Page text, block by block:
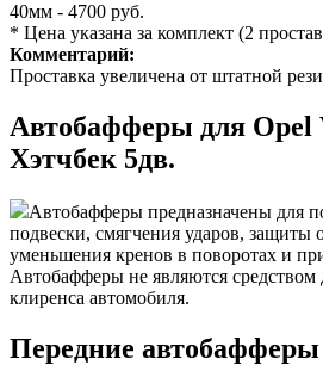
40мм - 4700 руб.
* Цена указана за комплект (2
Комментарий:
Проставка увеличена от штатной
Автобафферы для Opel
Хэтчбек 5дв.
Автобафферы предназначены для
подвески, смягчения ударов, защиты
уменьшения кренов в поворотах и
Автобафферы не являются средством
клиренса автомобиля.
Передние автобафферы